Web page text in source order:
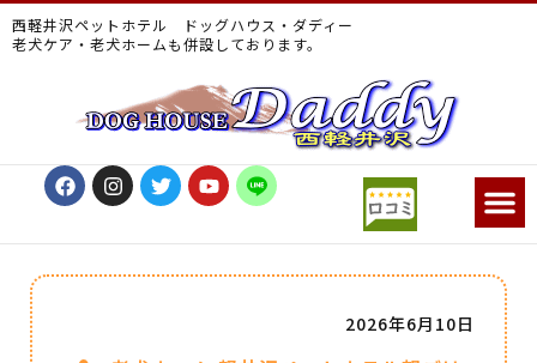
西軽井沢ペットホテル ドッグハウス・ダディー
老犬ケア・老犬ホームも併設しております。
2026年6月10日